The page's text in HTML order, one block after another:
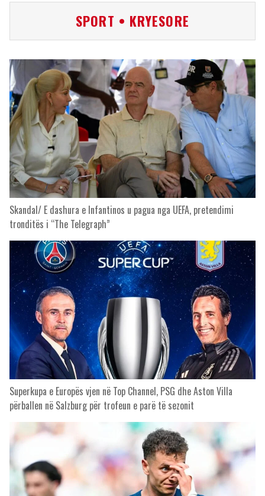
SPORT • KRYESORE
Skandal/ E dashura e Infantinos u pagua nga UEFA, pretendimi
tronditës i “The Telegraph”
Superkupa e Europës vjen në Top Channel, PSG dhe Aston Villa
përballen në Salzburg për trofeun e parë të sezonit